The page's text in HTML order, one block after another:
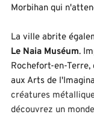
Morbihan qui
Le Naia Muséum.
Rochefort-en-
aux Arts de
créatures
découvrez un